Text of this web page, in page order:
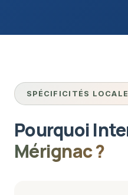
SPÉCIFICITÉS
Pourquoi
Mérignac?